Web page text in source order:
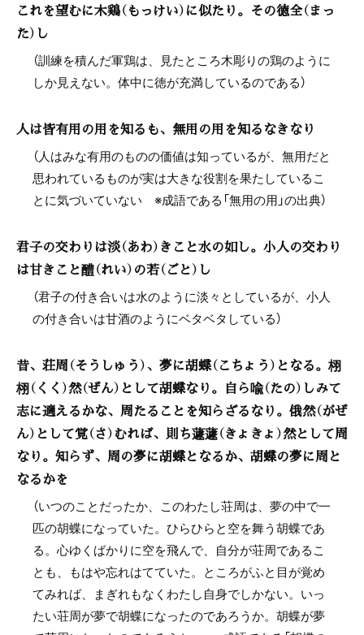
これを望むに木鶏（もっけい）に似たり。その徳全（まっ
た）し
（訓練を積んだ軍鶏は、見たところ木彫りの鶏のように
しか見えない。体中に徳が充満しているのである）
人は皆有用の用を知るも、無用の用を知るなきなり
（人はみな有用のものの価値は知っているが、無用だと
思われているものが実は大きな役割を果たしているこ
とに気づいていない ※成語である「無用の用」の出典）
君子の交わりは淡（あわ）きこと水の如し。小人の交わり
は甘きこと醴（れい）の若（ごと）し
（君子の付き合いは水のように淡々としているが、小人
の付き合いは甘酒のようにベタベタしている）
昔、荘周（そうしゅう）、夢に胡蝶（こちょう）となる。栩
栩（くく）然（ぜん）として胡蝶なり。自ら喩（たの）しみて
志に適えるかな、周たることを知らざるなり。俄然（がぜ
ん）として覚（さ）むれば、則ち蘧蘧（きょきょ）然として周
なり。知らず、周の夢に胡蝶となるか、胡蝶の夢に周と
なるかを
（いつのことだったか、このわたし荘周は、夢の中で一
匹の胡蝶になっていた。ひらひらと空を舞う胡蝶であ
る。心ゆくばかりに空を飛んで、自分が荘周であるこ
とも、もはや忘れはてていた。ところがふと目が覚め
てみれば、まぎれもなくわたし自身でしかない。いっ
たい荘周が夢で胡蝶になったのであろうか。胡蝶が夢